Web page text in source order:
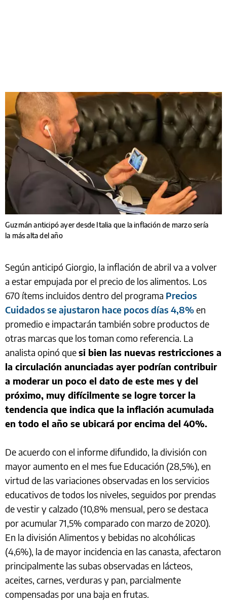
Guzmán anticipó ayer desde Italia que la inflación de marzo sería
la más alta del año
Según anticipó Giorgio, la inflación de abril va a volver
a estar empujada por el precio de los alimentos. Los
670 ítems incluidos dentro del programa Precios
Cuidados se ajustaron hace pocos días 4,8%en
promedio e impactarán también sobre productos de
otras marcas que los toman como referencia. La
analista opinó quesi bien las nuevas restricciones a
la circulación anunciadas ayer podrían contribuir
a moderar un poco el dato de este mes y del
próximo, muy difícilmente se logre torcer la
tendencia que indica que la inflación acumulada
en todo el año se ubicará por encima del 40%.
De acuerdo con el informe difundido, la división con
mayor aumento en el mes fue Educación (28,5%), en
virtud de las variaciones observadas en los servicios
educativos de todos los niveles, seguidos por prendas
de vestir y calzado (10,8% mensual, pero se destaca
por acumular 71,5% comparado con marzo de 2020).
En la división Alimentos y bebidas no alcohólicas
(4,6%), la de mayor incidencia en las canasta, afectaron
principalmente las subas observadas en lácteos,
aceites, carnes, verduras y pan, parcialmente
compensadas por una baja en frutas.